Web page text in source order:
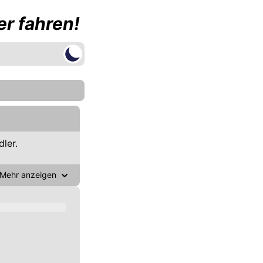
fahren!
Mehr anzeigen